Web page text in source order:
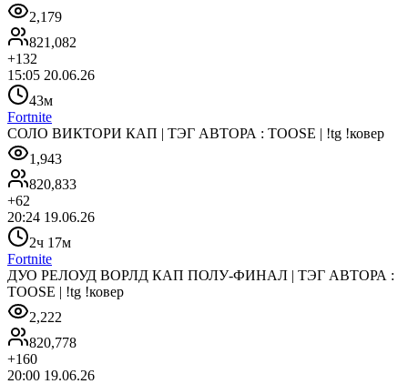
2,179
821,082
+132
15:05 20.06.26
43м
Fortnite
СОЛО ВИКТОРИ КАП | ТЭГ АВТОРА : TOOSE | !tg !ковер
1,943
820,833
+62
20:24 19.06.26
2ч 17м
Fortnite
ДУО РЕЛОУД ВОРЛД КАП ПОЛУ-ФИНАЛ | ТЭГ АВТОРА :
TOOSE | !tg !ковер
2,222
820,778
+160
20:00 19.06.26